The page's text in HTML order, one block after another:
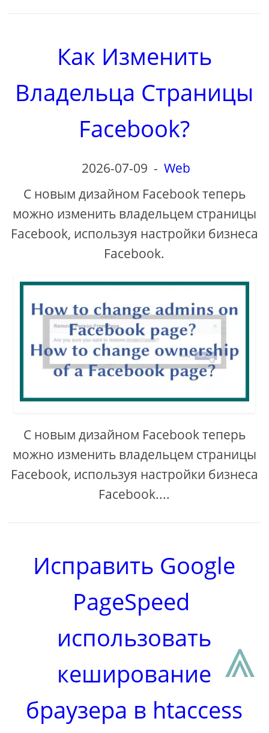
Как Изменить
Владельца Страницы
Facebook?
2026-07-09 - Web
С новым дизайном Facebook теперь
можно изменить владельцем страницы
Facebook, используя настройки бизнеса
Facebook.
С новым дизайном Facebook теперь
можно изменить владельцем страницы
Facebook, используя настройки бизнеса
Facebook....
Исправить Google
PageSpeed ​​
использовать
кеширование
браузера в htaccess
⩓